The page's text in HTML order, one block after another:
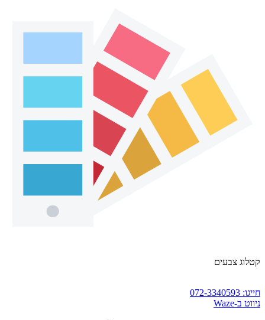
קטלוג צבעים
חייגו: 072-3340593
ניווט ב-Waze